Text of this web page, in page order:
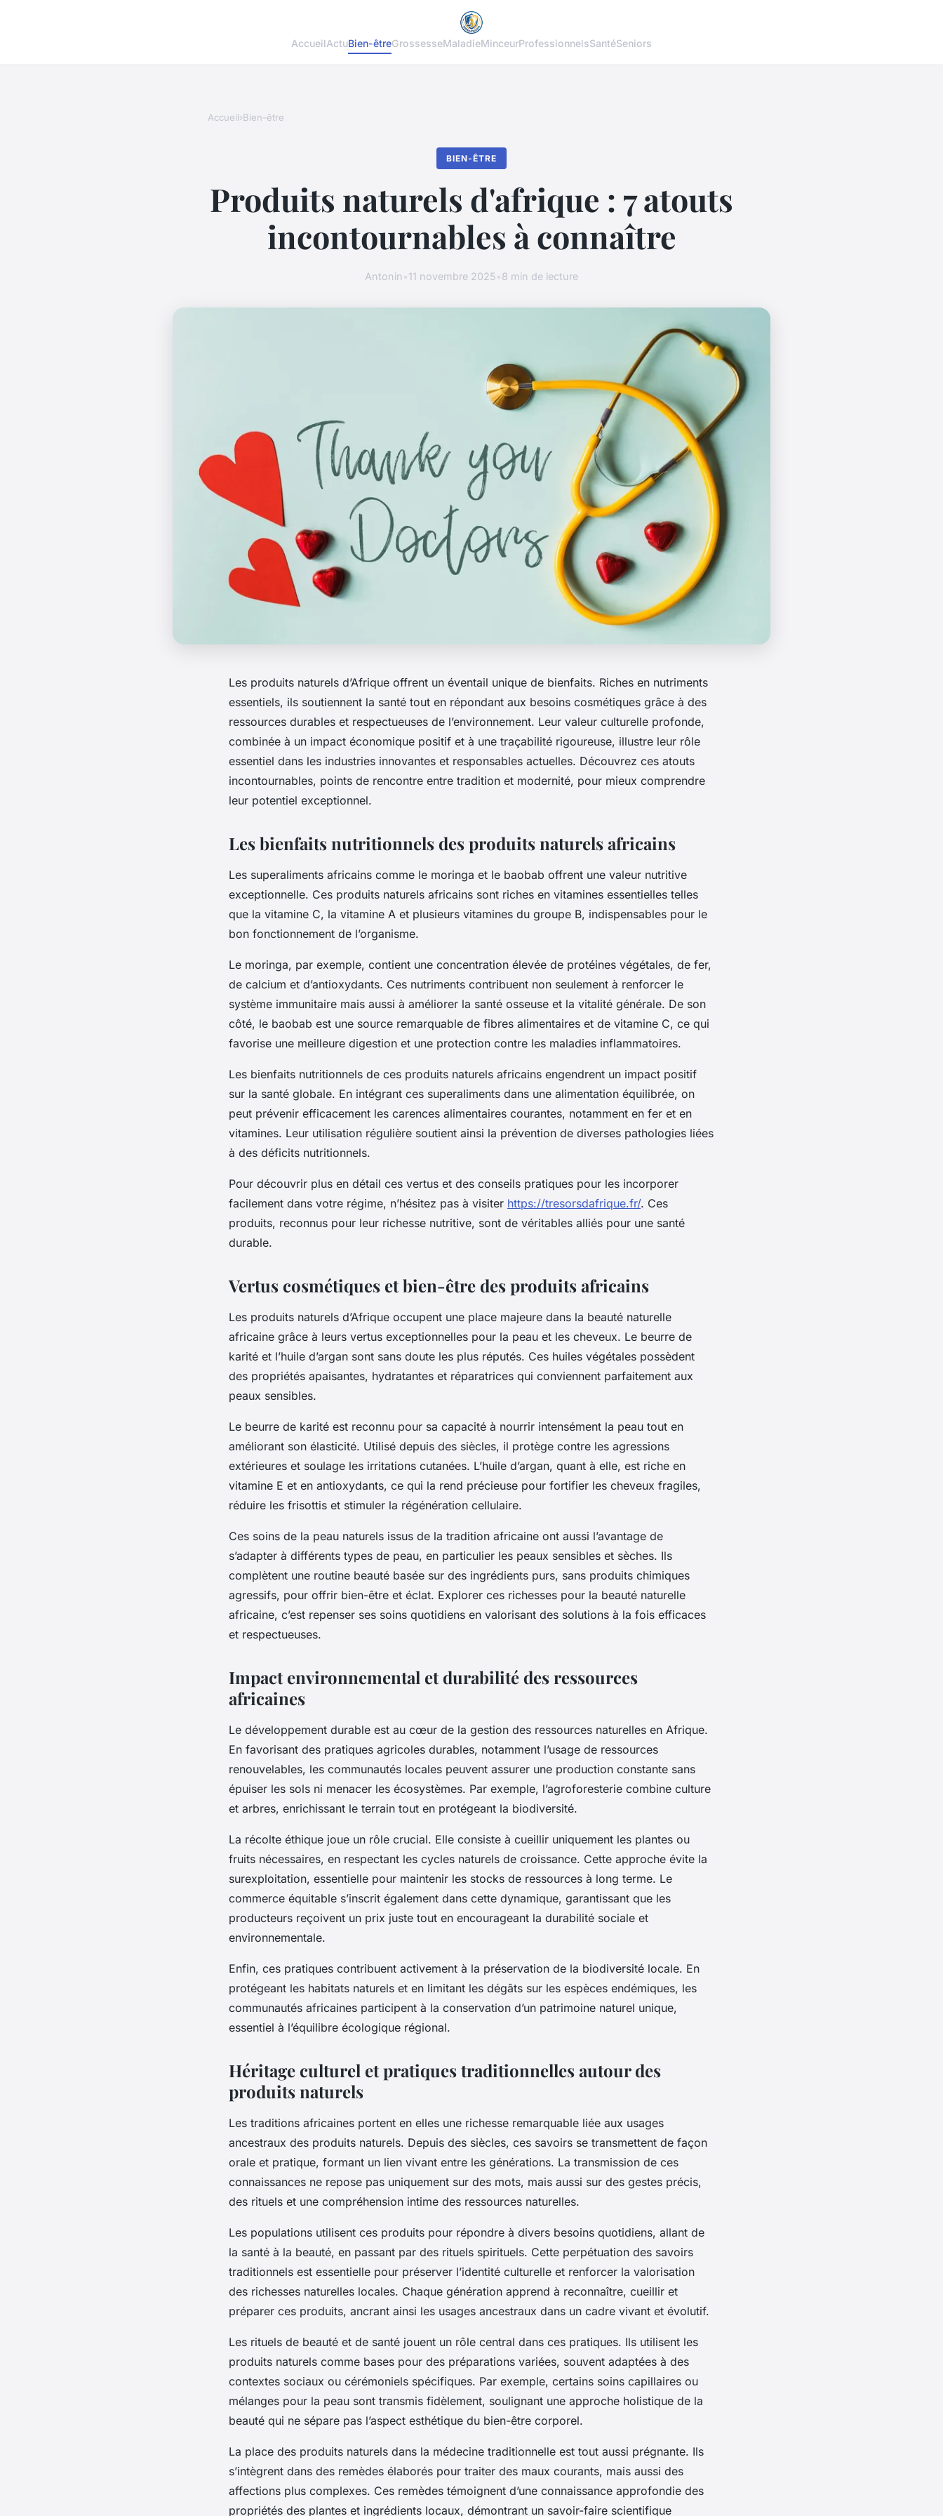
AccueilActuBien-êtreGrossesseMaladieMinceurProfessionnelsSantéSeniors
Accueil›Bien-être
BIEN-ÊTRE
Produits naturels d'afrique : 7 atouts
incontournables à connaître
Antonin •11 novembre 2025•8 min de lecture
Les produits naturels d’Afrique offrent un éventail unique de bienfaits. Riches en nutriments
essentiels, ils soutiennent la santé tout en répondant aux besoins cosmétiques grâce à des
ressources durables et respectueuses de l’environnement. Leur valeur culturelle profonde,
combinée à un impact économique positif et à une traçabilité rigoureuse, illustre leur rôle
essentiel dans les industries innovantes et responsables actuelles. Découvrez ces atouts
incontournables, points de rencontre entre tradition et modernité, pour mieux comprendre
leur potentiel exceptionnel.
Les bienfaits nutritionnels des produits naturels africains
Les superaliments africains comme le moringa et le baobab offrent une valeur nutritive
exceptionnelle. Ces produits naturels africains sont riches en vitamines essentielles telles
que la vitamine C, la vitamine A et plusieurs vitamines du groupe B, indispensables pour le
bon fonctionnement de l’organisme.
Le moringa, par exemple, contient une concentration élevée de protéines végétales, de fer,
de calcium et d’antioxydants. Ces nutriments contribuent non seulement à renforcer le
système immunitaire mais aussi à améliorer la santé osseuse et la vitalité générale. De son
côté, le baobab est une source remarquable de fibres alimentaires et de vitamine C, ce qui
favorise une meilleure digestion et une protection contre les maladies inflammatoires.
Les bienfaits nutritionnels de ces produits naturels africains engendrent un impact positif
sur la santé globale. En intégrant ces superaliments dans une alimentation équilibrée, on
peut prévenir efficacement les carences alimentaires courantes, notamment en fer et en
vitamines. Leur utilisation régulière soutient ainsi la prévention de diverses pathologies liées
à des déficits nutritionnels.
Pour découvrir plus en détail ces vertus et des conseils pratiques pour les incorporer
facilement dans votre régime, n’hésitez pas à visiter https://tresorsdafrique.fr/. Ces
produits, reconnus pour leur richesse nutritive, sont de véritables alliés pour une santé
durable.
Vertus cosmétiques et bien-être des produits africains
Les produits naturels d’Afrique occupent une place majeure dans la beauté naturelle
africaine grâce à leurs vertus exceptionnelles pour la peau et les cheveux. Le beurre de
karité et l’huile d’argan sont sans doute les plus réputés. Ces huiles végétales possèdent
des propriétés apaisantes, hydratantes et réparatrices qui conviennent parfaitement aux
peaux sensibles.
Le beurre de karité est reconnu pour sa capacité à nourrir intensément la peau tout en
améliorant son élasticité. Utilisé depuis des siècles, il protège contre les agressions
extérieures et soulage les irritations cutanées. L’huile d’argan, quant à elle, est riche en
vitamine E et en antioxydants, ce qui la rend précieuse pour fortifier les cheveux fragiles,
réduire les frisottis et stimuler la régénération cellulaire.
Ces soins de la peau naturels issus de la tradition africaine ont aussi l’avantage de
s’adapter à différents types de peau, en particulier les peaux sensibles et sèches. Ils
complètent une routine beauté basée sur des ingrédients purs, sans produits chimiques
agressifs, pour offrir bien-être et éclat. Explorer ces richesses pour la beauté naturelle
africaine, c’est repenser ses soins quotidiens en valorisant des solutions à la fois efficaces
et respectueuses.
Impact environnemental et durabilité des ressources
africaines
Le développement durable est au cœur de la gestion des ressources naturelles en Afrique.
En favorisant des pratiques agricoles durables, notamment l’usage de ressources
renouvelables, les communautés locales peuvent assurer une production constante sans
épuiser les sols ni menacer les écosystèmes. Par exemple, l’agroforesterie combine culture
et arbres, enrichissant le terrain tout en protégeant la biodiversité.
La récolte éthique joue un rôle crucial. Elle consiste à cueillir uniquement les plantes ou
fruits nécessaires, en respectant les cycles naturels de croissance. Cette approche évite la
surexploitation, essentielle pour maintenir les stocks de ressources à long terme. Le
commerce équitable s’inscrit également dans cette dynamique, garantissant que les
producteurs reçoivent un prix juste tout en encourageant la durabilité sociale et
environnementale.
Enfin, ces pratiques contribuent activement à la préservation de la biodiversité locale. En
protégeant les habitats naturels et en limitant les dégâts sur les espèces endémiques, les
communautés africaines participent à la conservation d’un patrimoine naturel unique,
essentiel à l’équilibre écologique régional.
Héritage culturel et pratiques traditionnelles autour des
produits naturels
Les traditions africaines portent en elles une richesse remarquable liée aux usages
ancestraux des produits naturels. Depuis des siècles, ces savoirs se transmettent de façon
orale et pratique, formant un lien vivant entre les générations. La transmission de ces
connaissances ne repose pas uniquement sur des mots, mais aussi sur des gestes précis,
des rituels et une compréhension intime des ressources naturelles.
Les populations utilisent ces produits pour répondre à divers besoins quotidiens, allant de
la santé à la beauté, en passant par des rituels spirituels. Cette perpétuation des savoirs
traditionnels est essentielle pour préserver l’identité culturelle et renforcer la valorisation
des richesses naturelles locales. Chaque génération apprend à reconnaître, cueillir et
préparer ces produits, ancrant ainsi les usages ancestraux dans un cadre vivant et évolutif.
Les rituels de beauté et de santé jouent un rôle central dans ces pratiques. Ils utilisent les
produits naturels comme bases pour des préparations variées, souvent adaptées à des
contextes sociaux ou cérémoniels spécifiques. Par exemple, certains soins capillaires ou
mélanges pour la peau sont transmis fidèlement, soulignant une approche holistique de la
beauté qui ne sépare pas l’aspect esthétique du bien-être corporel.
La place des produits naturels dans la médecine traditionnelle est tout aussi prégnante. Ils
s’intègrent dans des remèdes élaborés pour traiter des maux courants, mais aussi des
affections plus complexes. Ces remèdes témoignent d’une connaissance approfondie des
propriétés des plantes et ingrédients locaux, démontrant un savoir-faire scientifique